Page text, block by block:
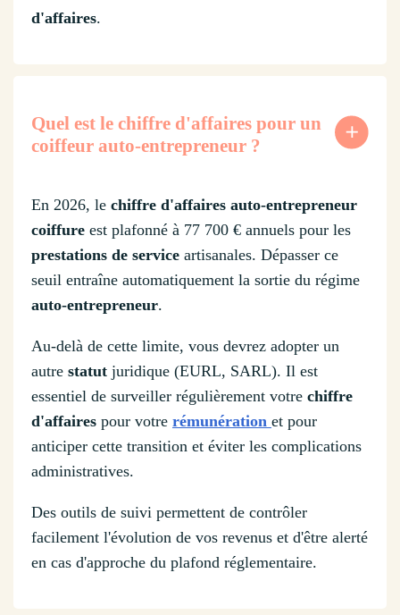
d'affaires.
Quel est le chiffre d'affaires pour un
coiffeur auto-entrepreneur ?
En 2026, le chiffre d'affaires auto-entrepreneur
coiffure est plafonné à 77 700 € annuels pour les
prestations de service artisanales. Dépasser ce
seuil entraîne automatiquement la sortie du régime
auto-entrepreneur.
Au-delà de cette limite, vous devrez adopter un
autre statut juridique (EURL, SARL). Il est
essentiel de surveiller régulièrement votre chiffre
d'affaires pour votre rémunération et pour
anticiper cette transition et éviter les complications
administratives.
Des outils de suivi permettent de contrôler
facilement l'évolution de vos revenus et d'être alerté
en cas d'approche du plafond réglementaire.